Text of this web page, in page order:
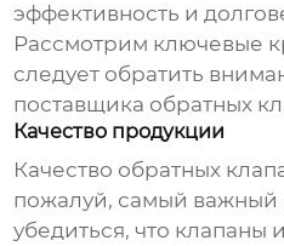
эффективность и
Рассмотрим ключевые
следует обратить
поставщика обратных
Качество продукции
Качество обратных
пожалуй, самый
убедиться, что клапаны